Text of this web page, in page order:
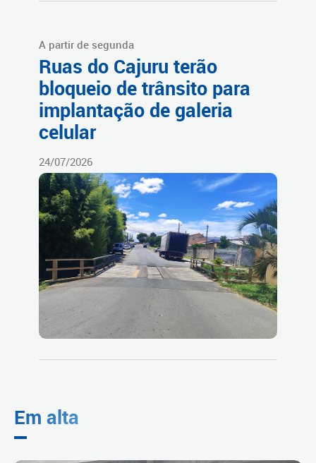
A partir de segunda
Ruas do Cajuru terão
bloqueio de trânsito para
implantação de galeria
celular
24/07/2026
Em alta